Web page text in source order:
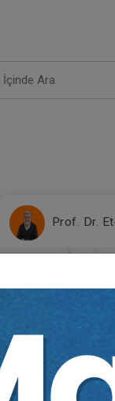
Prof. Dr.